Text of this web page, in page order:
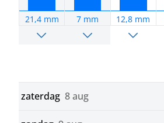
21,4 mm 7 mm 12,8 mm
zaterdag 8 aug